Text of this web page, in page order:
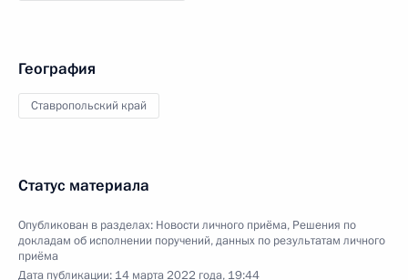
География
Ставропольский край
Статус материала
Опубликован в разделах: Новости личного приёма, Решения по
докладам об исполнении поручений, данных по результатам личного
приёма
Дата публикации: 14 марта 2022 года, 19:44